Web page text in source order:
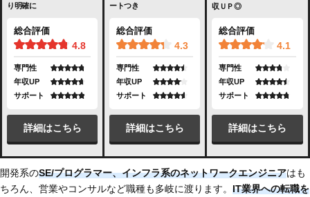
り明確に
総合評価
4.8
専門性
年収UP
サポート
詳細はこちら
ートつき
総合評価
4.3
専門性
年収UP
サポート
詳細はこちら
収ＵＰ◎
総合評価
4.1
専門性
年収UP
サポート
詳細はこちら
開発系のSE/プログラマー、インフラ系のネットワークエンジニアはも
ちろん、営業やコンサルなど職種も多岐に渡ります。 IT業界への転職を